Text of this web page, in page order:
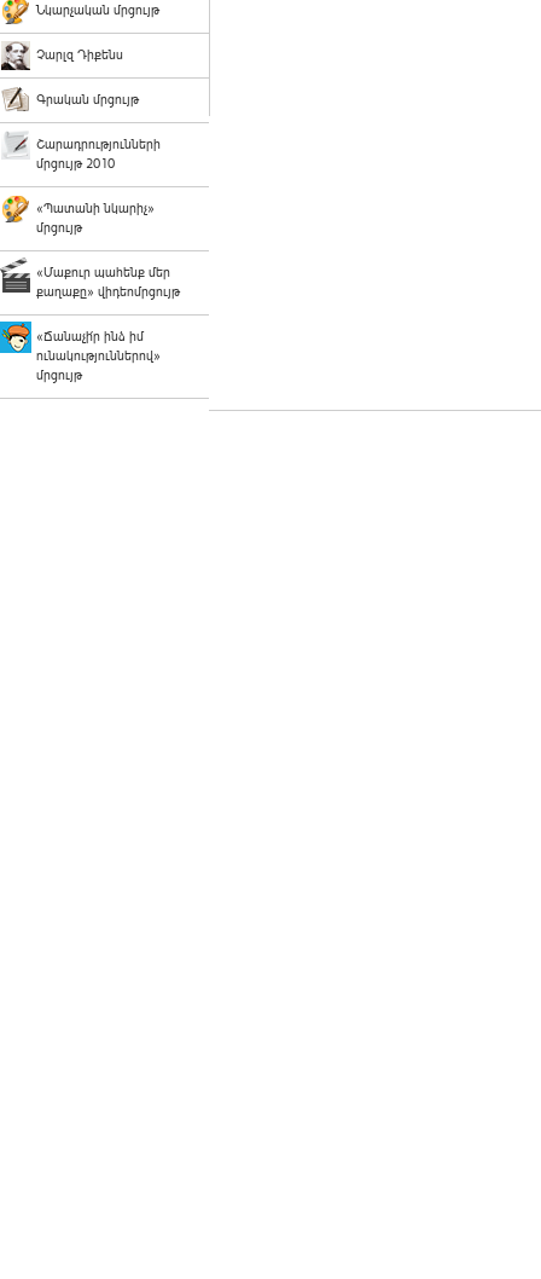
Նկարչական մրցույթ
Չարլզ Դիքենս
Գրական մրցույթ
Շարադրությունների
մրցույթ 2010
«Պատանի նկարիչ»
մրցույթ
«Մաքուր պահենք մեր
քաղաքը» վիդեոմրցույթ
«Ճանաչի՛ր ինձ իմ
ունակություններով»
մրցույթ